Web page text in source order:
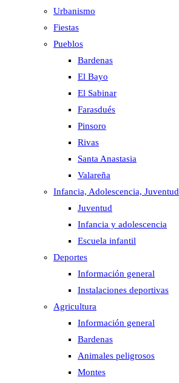
Urbanismo
Fiestas
Pueblos
Bardenas
El Bayo
El Sabinar
Farasdués
Pinsoro
Rivas
Santa Anastasia
Valareña
Infancia, Adolescencia, Juventud
Juventud
Infancia y adolescencia
Escuela infantil
Deportes
Información general
Instalaciones deportivas
Agricultura
Información general
Bardenas
Animales peligrosos
Montes